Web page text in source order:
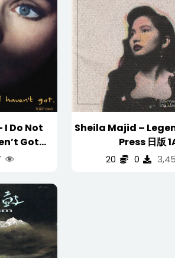
I Do Not
Got
本 首版)
Sheila Majid –
Press 日版
(WAV/16/44.1/
20 0